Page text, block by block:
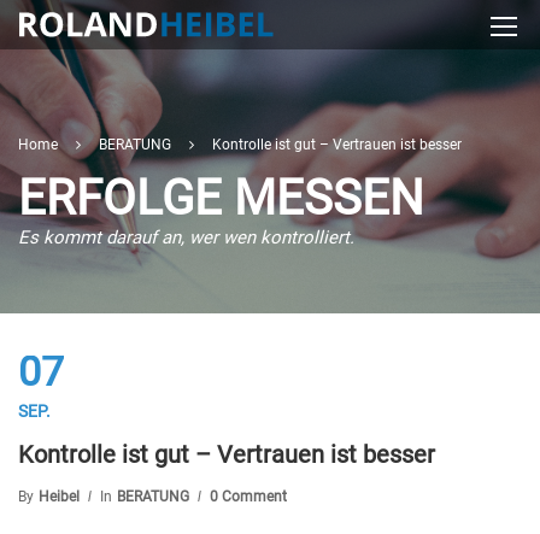
Home BERATUNG Kontrolle ist gut – Vertrauen ist besser
ERFOLGE MESSEN
Es kommt darauf an, wer wen kontrolliert.
07
SEP.
Kontrolle ist gut – Vertrauen ist besser
By Heibel In BERATUNG 0 Comment